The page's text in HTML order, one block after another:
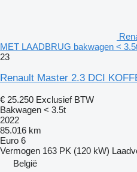
MET LAADBRUG bakwagen <
23
Renault Master 2.3 DCI
€ 25.250 Exclusief BTW
Bakwagen < 3.5t
2022
85.016 km
Euro 6
Vermogen 163 PK (120 kW)
België